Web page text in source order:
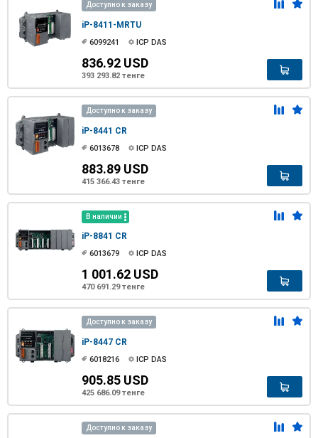
Доступно к заказу
iP-8411-MRTU
6099241 ICP DAS
836.92 USD
393 293.82 тенге
Доступно к заказу
iP-8441 CR
6013678 ICP DAS
883.89 USD
415 366.43 тенге
В наличии
iP-8841 CR
6013679 ICP DAS
1 001.62 USD
470 691.29 тенге
Доступно к заказу
iP-8447 CR
6018216 ICP DAS
905.85 USD
425 686.09 тенге
Доступно к заказу